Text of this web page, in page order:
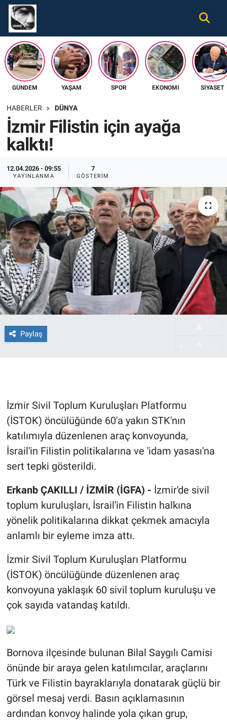
GÜNDEM YAŞAM SPOR EKONOMI SIYASET
HABERLER DÜNYA
İzmir Filistin için ayağa
kalktı!
12.04.2026 - 09:55
YAYINLANMA
7
GÖSTERIM
Paylaş
İzmir Sivil Toplum Kuruluşları Platformu
(İSTOK) öncülüğünde 60'a yakın STK'nın
katılımıyla düzenlenen araç konvoyunda,
İsrail'in Filistin politikalarına ve 'idam yasası'na
sert tepki gösterildi.
Erkanb ÇAKILLI / İZMİR (İGFA) - İzmir'de sivil
toplum kuruluşları, İsrail'in Filistin halkına
yönelik politikalarına dikkat çekmek amacıyla
anlamlı bir eyleme imza attı.
İzmir Sivil Toplum Kuruluşları Platformu
(İSTOK) öncülüğünde düzenlenen araç
konvoyuna yaklaşık 60 sivil toplum kuruluşu ve
çok sayıda vatandaş katıldı.
Bornova ilçesinde bulunan Bilal Saygılı Camisi
önünde bir araya gelen katılımcılar, araçlarını
Türk ve Filistin bayraklarıyla donatarak güçlü bir
görsel mesaj verdi. Basın açıklamasının
ardından konvoy halinde yola çıkan grup,
Gündem
Ekonomi
Spor
Tüm Haberler
İletişim
Künye
Nöbetçi Eczaneler
Hava Durumu
Namaz Vakitleri
Süper Lig Puan Durumu ve Fikstür
Tüm Manşetler
Son Dakika Haberleri
Haber Arşivi